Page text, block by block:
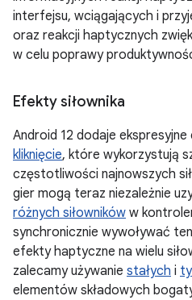
interfejsu, wciągających i
oraz reakcji haptycznych
w celu poprawy
Efekty siłownika
Android 12 dodaje
kliknięcie, które wykorzystują
częstotliwości najnowszych
gier mogą teraz niezależnie
różnych siłowników w
synchronicznie wywoływać
efekty haptyczne na wielu
zalecamy używanie stałych i
elementów składowych